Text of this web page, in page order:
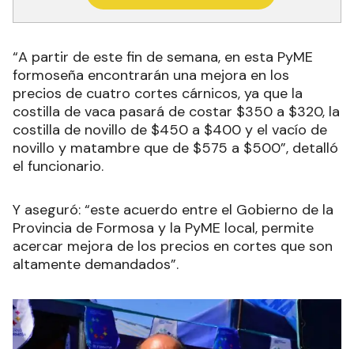
“A partir de este fin de semana, en esta PyME
formoseña encontrarán una mejora en los
precios de cuatro cortes cárnicos, ya que la
costilla de vaca pasará de costar $350 a $320, la
costilla de novillo de $450 a $400 y el vacío de
novillo y matambre que de $575 a $500”, detalló
el funcionario.
Y aseguró: “este acuerdo entre el Gobierno de la
Provincia de Formosa y la PyME local, permite
acercar mejora de los precios en cortes que son
altamente demandados”.